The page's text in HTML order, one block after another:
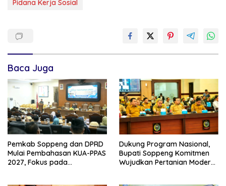
Pidana Kerja Sosial
Baca Juga
Pemkab Soppeng dan DPRD
Mulai Pembahasan KUA-PPAS
2027, Fokus pada
Dukung Program Nasional,
Bupati Soppeng Komitmen
Wujudkan Pertanian Modern